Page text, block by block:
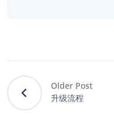
Older Post
升级流程